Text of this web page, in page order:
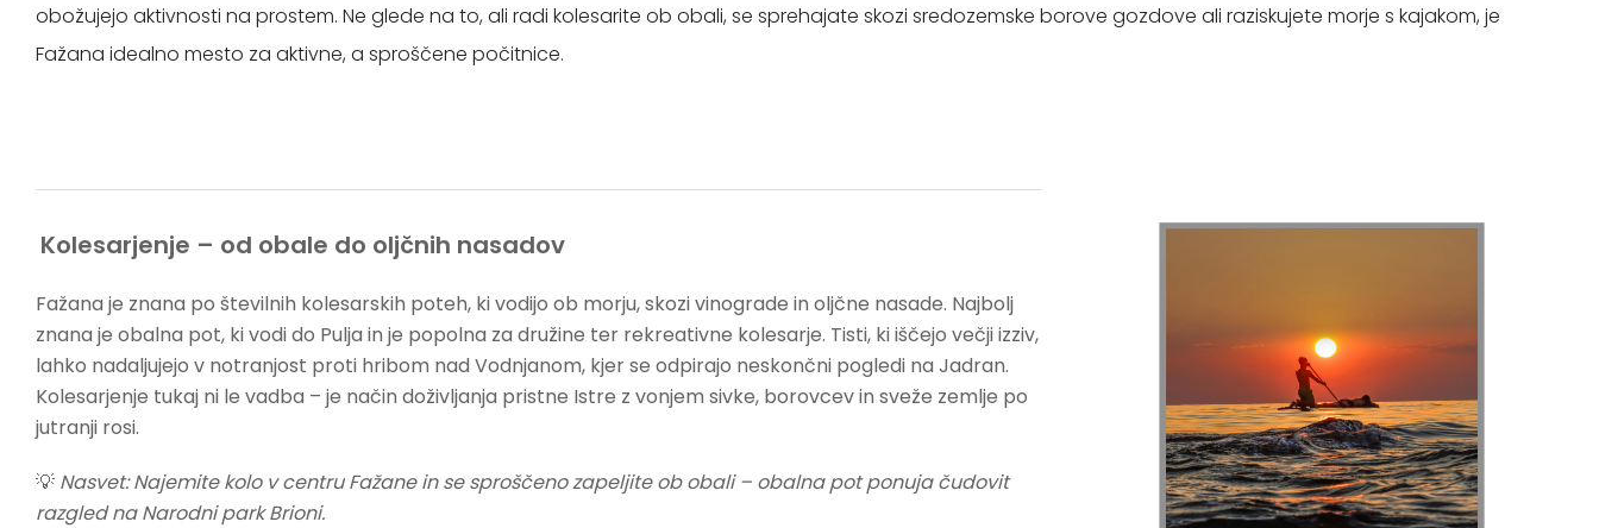
obožujejo aktivnosti na prostem. Ne glede na to, ali radi kolesarite ob obali, se sprehajate skozi sredozemske borove gozdove ali raziskujete morje s kajakom, je
Fažana idealno mesto za aktivne, a sproščene počitnice.
Kolesarjenje – od obale do oljčnih nasadov
Fažana je znana po številnih kolesarskih poteh, ki vodijo ob morju, skozi vinograde in oljčne nasade. Najbolj
znana je obalna pot, ki vodi do Pulja in je popolna za družine ter rekreativne kolesarje. Tisti, ki iščejo večji izziv,
lahko nadaljujejo v notranjost proti hribom nad Vodnjanom, kjer se odpirajo neskončni pogledi na Jadran.
Kolesarjenje tukaj ni le vadba – je način doživljanja pristne Istre z vonjem sivke, borovcev in sveže zemlje po
jutranji rosi.
💡 Nasvet: Najemite kolo v centru Fažane in se sproščeno zapeljite ob obali – obalna pot ponuja čudovit
razgled na Narodni park Brioni.